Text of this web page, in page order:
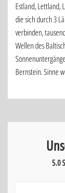
Estland, Lettland,
die sich durch 3
verbinden,
Wellen des
Bernstein. Sinne
5.0